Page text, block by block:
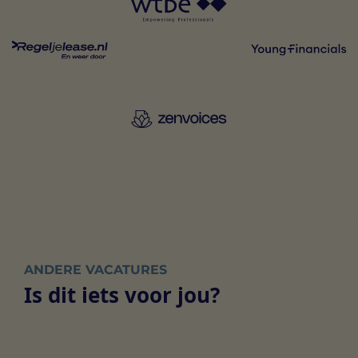
ANDERE VACATURES
Is dit iets voor jou?